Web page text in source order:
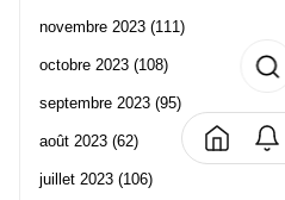
novembre 2023 (111)
octobre 2023 (108)
septembre 2023 (95)
août 2023 (62)
juillet 2023 (106)